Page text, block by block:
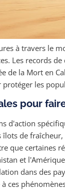
à travers le
Les records
de la Mort en
les
pour
d'action
de
que certaines
et
dans des
ces